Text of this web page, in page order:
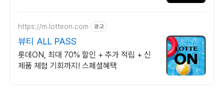
https://m.lotteon.com 광고
뷰티 ALL PASS
롯데ON, 최대 70% 할인 + 추가 적립 + 신
제품 체험 기회까지! 스페셜혜택